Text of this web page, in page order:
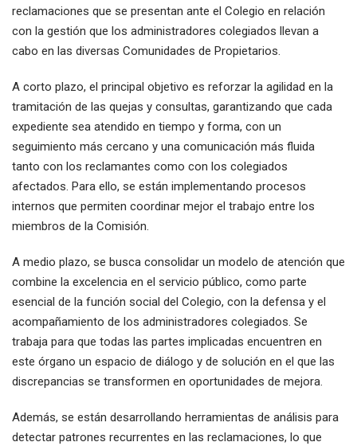
reclamaciones que se presentan ante el Colegio en relación
con la gestión que los administradores colegiados llevan a
cabo en las diversas Comunidades de Propietarios.
A corto plazo, el principal objetivo es reforzar la agilidad en la
tramitación de las quejas y consultas, garantizando que cada
expediente sea atendido en tiempo y forma, con un
seguimiento más cercano y una comunicación más fluida
tanto con los reclamantes como con los colegiados
afectados. Para ello, se están implementando procesos
internos que permiten coordinar mejor el trabajo entre los
miembros de la Comisión.
A medio plazo, se busca consolidar un modelo de atención que
combine la excelencia en el servicio público, como parte
esencial de la función social del Colegio, con la defensa y el
acompañamiento de los administradores colegiados. Se
trabaja para que todas las partes implicadas encuentren en
este órgano un espacio de diálogo y de solución en el que las
discrepancias se transformen en oportunidades de mejora.
Además, se están desarrollando herramientas de análisis para
detectar patrones recurrentes en las reclamaciones, lo que